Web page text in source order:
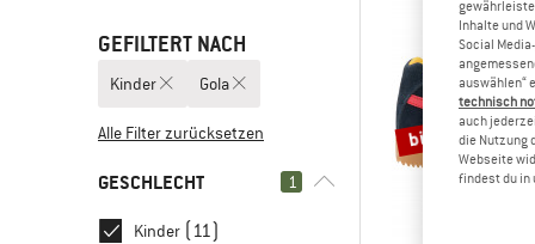
GEFILTERT NACH
Kinder Gola
Alle Filter zurücksetzen
GESCHLECHT 1
Kinder (11)
bis 40%
Inhalte und
Social
auswählen“
technisch
auch
die Nutzung
Webseite
findest du in